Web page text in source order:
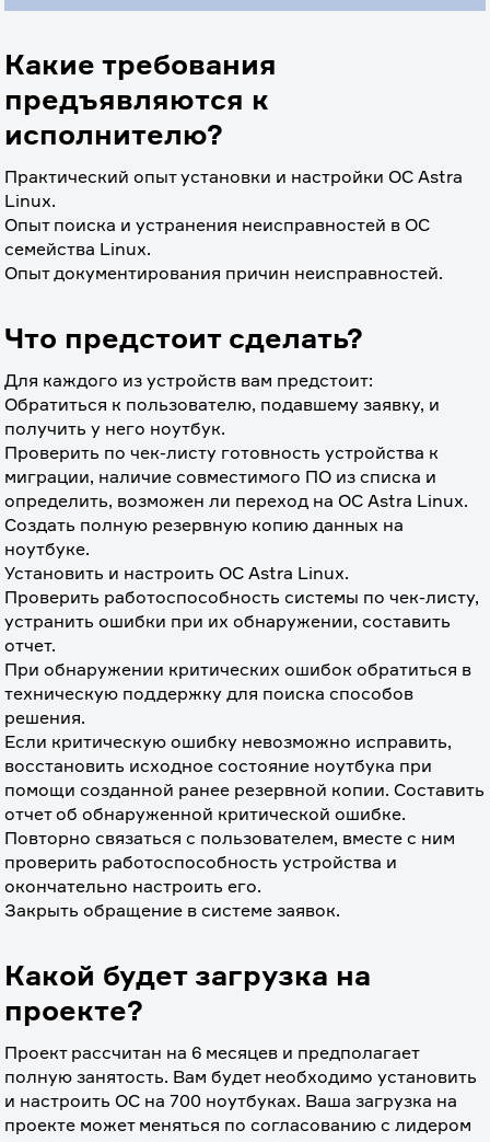
Какие требования
предъявляются к
исполнителю?
Практический опыт установки и настройки ОС Astra
Linux.
Опыт поиска и устранения неисправностей в ОС
семейства Linux.
Опыт документирования причин неисправностей.
Что предстоит сделать?
Для каждого из устройств вам предстоит:
Обратиться к пользователю, подавшему заявку, и
получить у него ноутбук.
Проверить по чек-листу готовность устройства к
миграции, наличие совместимого ПО из списка и
определить, возможен ли переход на ОС Astra Linux.
Создать полную резервную копию данных на
ноутбуке.
Установить и настроить ОС Astra Linux.
Проверить работоспособность системы по чек-листу,
устранить ошибки при их обнаружении, составить
отчет.
При обнаружении критических ошибок обратиться в
техническую поддержку для поиска способов
решения.
Если критическую ошибку невозможно исправить,
восстановить исходное состояние ноутбука при
помощи созданной ранее резервной копии. Составить
отчет об обнаруженной критической ошибке.
Повторно связаться с пользователем, вместе с ним
проверить работоспособность устройства и
окончательно настроить его.
Закрыть обращение в системе заявок.
Какой будет загрузка на
проекте?
Проект рассчитан на 6 месяцев и предполагает
полную занятость. Вам будет необходимо установить
и настроить ОС на 700 ноутбуках. Ваша загрузка на
проекте может меняться по согласованию с лидером